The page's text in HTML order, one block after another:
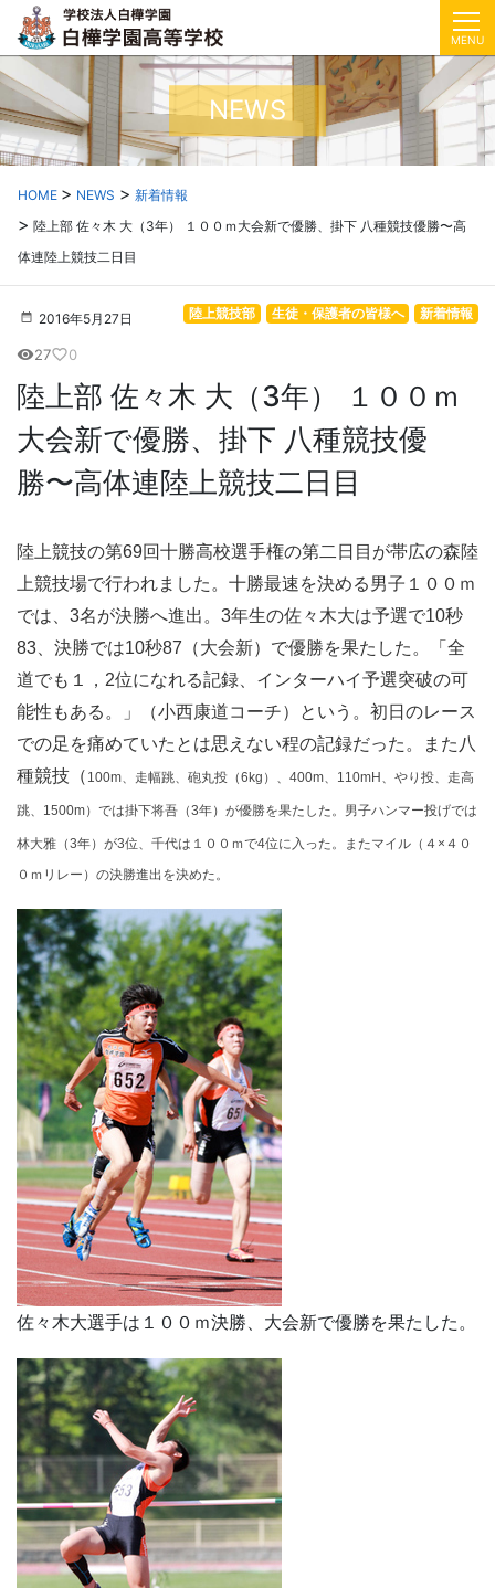
MENU
NEWS
HOME NEWS
新着情報
陸上部 佐々木 大（3年） １００ｍ大会新で優勝、掛下 八種競技優勝〜高
体連陸上競技二日目
2016年5月27日 新着情報
生徒・保護者の皆様へ
陸上競技部
visibility27favorite_border0
陸上部 佐々木 大（3年） １００ｍ
大会新で優勝、掛下 八種競技優
勝〜高体連陸上競技二日目
陸上競技の第69回十勝高校選手権の第二日目が帯広の森陸
上競技場で行われました。十勝最速を決める男子１００ｍ
では、3名が決勝へ進出。3年生の佐々木大は予選で10秒
83、決勝では10秒87（大会新）で優勝を果たした。「全
道でも１，2位になれる記録、インターハイ予選突破の可
能性もある。」（小西康道コーチ）という。初日のレース
での足を痛めていたとは思えない程の記録だった。また八
種競技（ 100m 、走幅跳、砲丸投（6kg ）、 400m、 110mH 、やり投、走高
跳、 1500m）では掛下将吾（3年）が優勝を果たした。男子ハンマー投げでは
林大雅（3年）が3位、千代は１００ｍで4位に入った。またマイル（４×４０
０ｍリレー）の決勝進出を決めた。
佐々木大選手は１００ｍ決勝、大会新で優勝を果たした。